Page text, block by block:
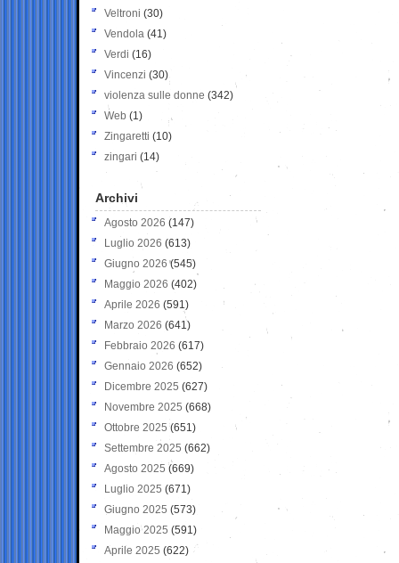
Veltroni (30)
Vendola (41)
Verdi (16)
Vincenzi (30)
violenza sulle donne (342)
Web (1)
Zingaretti (10)
zingari (14)
Archivi
Agosto 2026 (147)
Luglio 2026 (613)
Giugno 2026 (545)
Maggio 2026 (402)
Aprile 2026 (591)
Marzo 2026 (641)
Febbraio 2026 (617)
Gennaio 2026 (652)
Dicembre 2025 (627)
Novembre 2025 (668)
Ottobre 2025 (651)
Settembre 2025 (662)
Agosto 2025 (669)
Luglio 2025 (671)
Giugno 2025 (573)
Maggio 2025 (591)
Aprile 2025 (622)